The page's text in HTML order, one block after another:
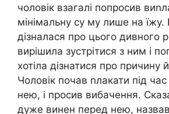
чоловік взагалі попросив
мінімальну су му лише на їжу.
дізналася про цього дивного
вирішила зустрітися з ним і
хотіла дізнатися про причину
Чоловік почав nлакати під
нею, і просив вибачення.
дуже винен перед нею, назвав